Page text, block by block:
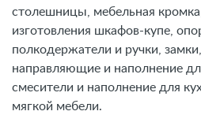
столешницы, мебельная
изготовления шкафов-купе,
полкодержатели и ручки,
направляющие и наполнение
смесители и наполнение для
мягкой мебели.